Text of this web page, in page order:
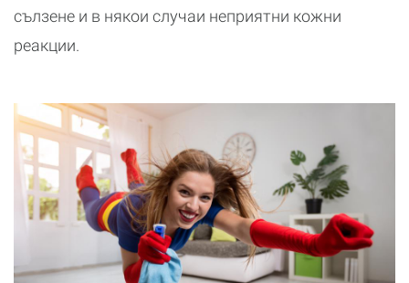
сълзене и в някои случаи неприятни кожни
реакции.